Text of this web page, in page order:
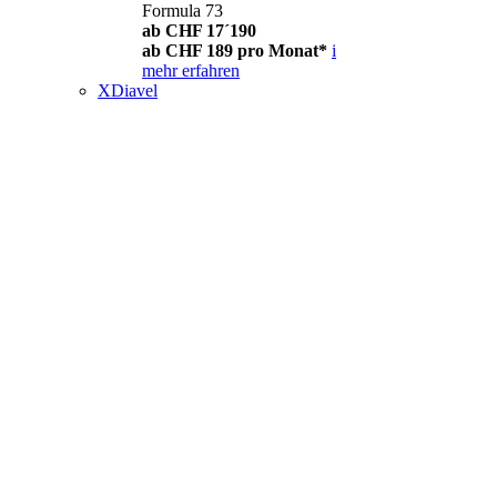
Formula 73
ab CHF 17´190
ab CHF 189 pro Monat* i
mehr erfahren
XDiavel